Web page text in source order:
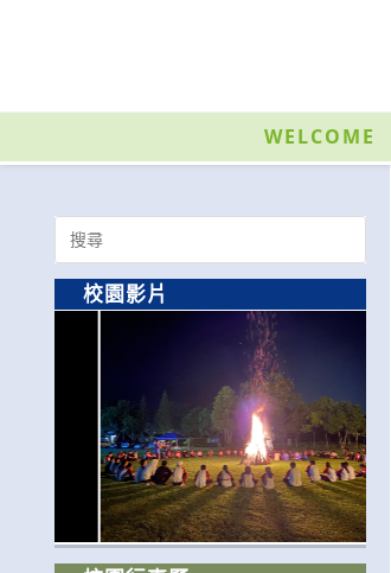
內
WELCOME
Search
for:
校園影片